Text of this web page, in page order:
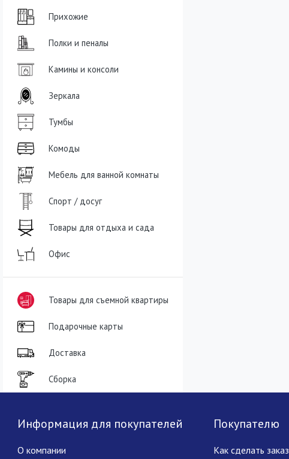
Прихожие
Полки и пеналы
Камины и консоли
Зеркала
Тумбы
Комоды
Мебель для ванной комнаты
Спорт / досуг
Товары для отдыха и сада
Офис
Товары для съемной квартиры
Подарочные карты
Доставка
Сборка
Информация для покупателей
О компании
Покупателю
Как сделать заказ